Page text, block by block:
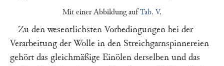
Mit einer Abbildung aufTab. V.
Zu den wesentlichsten Vorbedingungen bei der
Verarbeitung der Wolle in den Streichgarnspinnereien
gehört das gleichmäßige Einölen derselben und das